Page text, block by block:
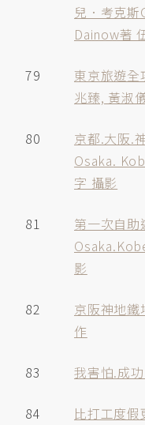
兒．考克
Dainow著
79
東京旅遊
兆臻, 黃淑
80
京都.大阪.
Osaka.
字 攝影
81
第一次自助
影
82
京阪神地
作
83 我害怕.成
84
比打工度